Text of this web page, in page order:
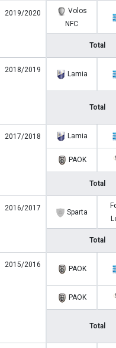
2019/2020
Volos
NFC
Total
2018/2019 Lamia
Total
2017/2018 Lamia
PAOK
Total
2016/2017 Sparta
Total
2015/2016 PAOK
PAOK
Total